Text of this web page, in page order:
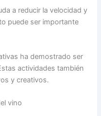
a reducir la velocidad y
puede ser importante
ha demostrado ser
actividades también
y creativos.
vino